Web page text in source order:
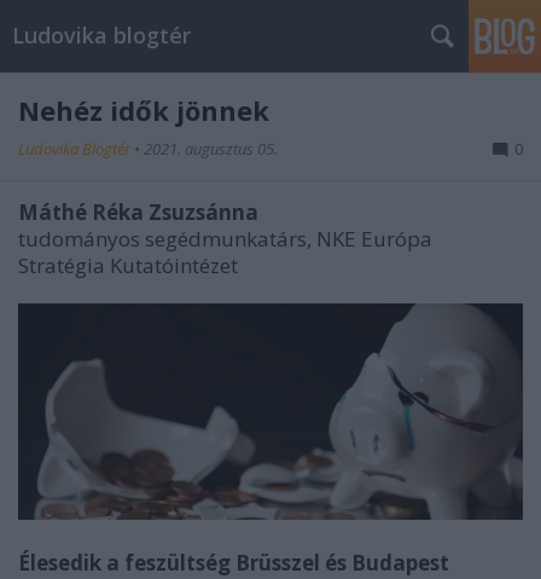
Ludovika blogtér
Nehéz idők jönnek
Ludovika Blogtér • 2021. augusztus 05. 0
Máthé Réka Zsuzsánna
tudományos segédmunkatárs, NKE Európa
Stratégia Kutatóintézet
Élesedik a feszültség Brüsszel és Budapest